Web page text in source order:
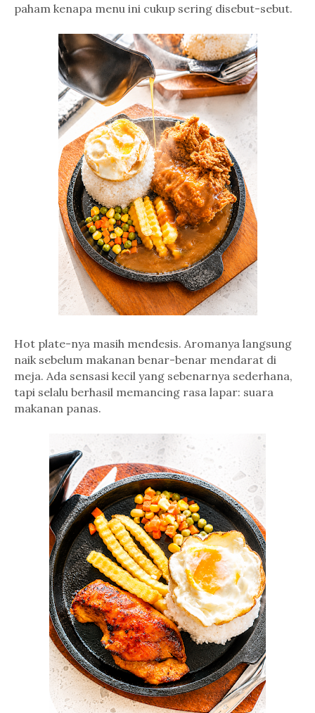
paham kenapa menu ini cukup sering disebut-sebut.
Hot plate-nya masih mendesis. Aromanya langsung
naik sebelum makanan benar-benar mendarat di
meja. Ada sensasi kecil yang sebenarnya sederhana,
tapi selalu berhasil memancing rasa lapar: suara
makanan panas.